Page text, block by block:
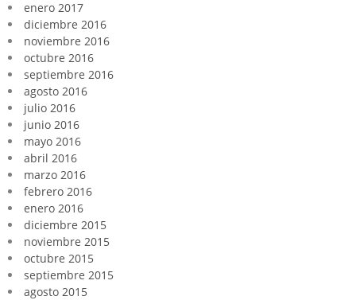
enero 2017
diciembre 2016
noviembre 2016
octubre 2016
septiembre 2016
agosto 2016
julio 2016
junio 2016
mayo 2016
abril 2016
marzo 2016
febrero 2016
enero 2016
diciembre 2015
noviembre 2015
octubre 2015
septiembre 2015
agosto 2015